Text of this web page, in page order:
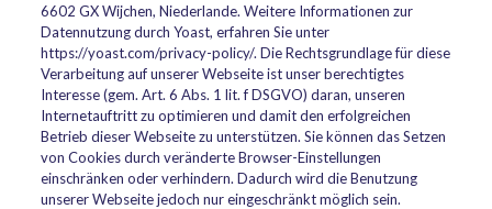
6602 GX Wijchen, Niederlande. Weitere Informationen zur
Datennutzung durch Yoast, erfahren Sie unter
https://yoast.com/privacy-policy/. Die Rechtsgrundlage für diese
Verarbeitung auf unserer Webseite ist unser berechtigtes
Interesse (gem. Art. 6 Abs. 1 lit. f DSGVO) daran, unseren
Internetauftritt zu optimieren und damit den erfolgreichen
Betrieb dieser Webseite zu unterstützen. Sie können das Setzen
von Cookies durch veränderte Browser-Einstellungen
einschränken oder verhindern. Dadurch wird die Benutzung
unserer Webseite jedoch nur eingeschränkt möglich sein.